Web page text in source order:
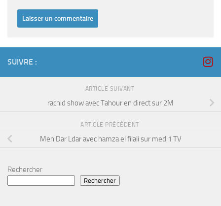
SUIVRE :
ARTICLE SUIVANT
rachid show avec Tahour en direct sur 2M
ARTICLE PRÉCÉDENT
Men Dar Ldar avec hamza el filali sur medi1 TV
Rechercher
Rechercher